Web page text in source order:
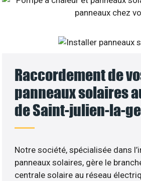
Raccordement de
panneaux solaires
de Saint-julien-la-
Notre société, spécialisée dans
panneaux solaires, gère le
centrale solaire au réseau